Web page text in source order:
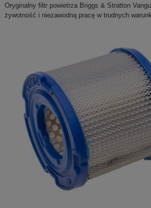
Oryginalny filtr powietrza Briggs & Stratton
żywotność i niezawodną pracę w trudnych